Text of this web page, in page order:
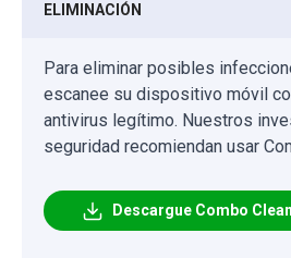
ELIMINACIÓN
Para eliminar posibles
escanee su dispositivo móvil
antivirus legítimo. Nuestros
seguridad recomiendan usar
Descargue Combo